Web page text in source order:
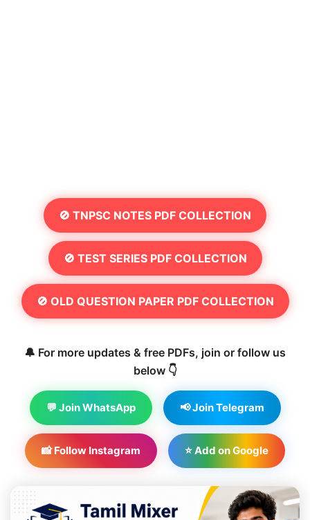
🚫 TNPSC NOTES PDF COLLECTION
🚫 TEST SERIES PDF COLLECTION
🚫 OLD QUESTION PAPER PDF COLLECTION
🔔 For more updates & free PDFs, join or follow us
below 👇
💬 Join WhatsApp 📢 Join Telegram
📸 Follow Instagram ⭐ Add on Google